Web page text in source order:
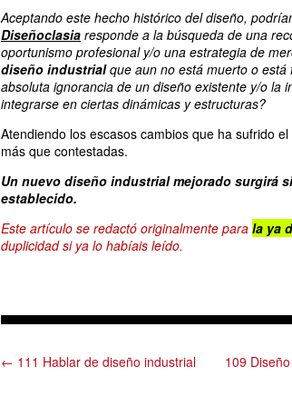
Aceptando este hecho histórico del diseño,
Diseñoclasia responde a la búsqueda de una
oportunismo profesional y/o una estrategia de
diseño industrialque aun no está muerto o está
absoluta ignorancia de un diseño existente y/o la
integrarse en ciertas dinámicas y estructuras?
Atendiendo los escasos cambios que ha sufrido
más que contestadas.
Un nuevo diseño industrial mejorado surgirá
establecido.
Este artículo se redactó originalmente para la ya
duplicidad si ya lo habíais leído.
← 111 Hablar de diseño industrial 109